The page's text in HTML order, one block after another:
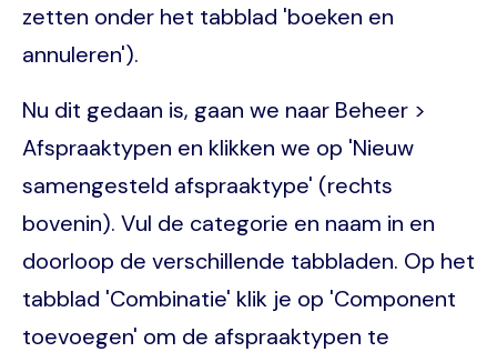
zetten onder het tabblad 'boeken en
annuleren').
Nu dit gedaan is, gaan we naar Beheer >
Afspraaktypen en klikken we op 'Nieuw
samengesteld afspraaktype' (rechts
bovenin). Vul de categorie en naam in en
doorloop de verschillende tabbladen. Op het
tabblad 'Combinatie' klik je op 'Component
toevoegen' om de afspraaktypen te